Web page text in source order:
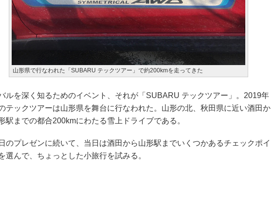
山形県で行なわれた「SUBARU テックツアー」で約200kmを走ってきた
ルを深く知るためのイベント、それが「SUBARU テックツアー」。2019年
テックツアーは山形県を舞台に行なわれた。山形の北、秋田県に近い酒田か
駅までの都合200kmにわたる雪上ドライブである。
のプレゼンに続いて、当日は酒田から山形駅までいくつかあるチェックポイ
選んで、ちょっとした小旅行を試みる。